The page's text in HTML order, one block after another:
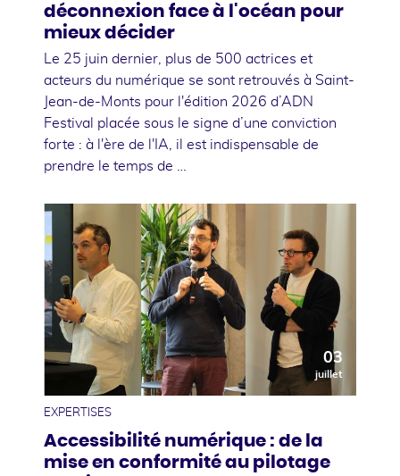
déconnexion face à l'océan pour
mieux décider
Le 25 juin dernier, plus de 500 actrices et
acteurs du numérique se sont retrouvés à Saint-
Jean-de-Monts pour l'édition 2026 d’ADN
Festival placée sous le signe d’une conviction
forte : à l'ère de l'IA, il est indispensable de
prendre le temps de …
03
juillet
EXPERTISES
Accessibilité numérique : de la
mise en conformité au pilotage